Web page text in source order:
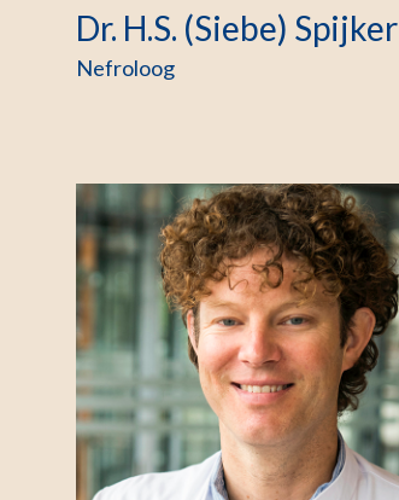
Dr. H.S. (Siebe) Spijker
Nefroloog